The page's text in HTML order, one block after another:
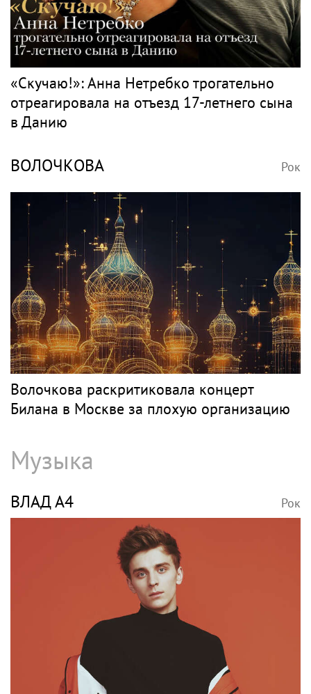
«Скучаю!»: Анна Нетребко трогательно
отреагировала на отъезд 17-летнего сына
в Данию
ВОЛОЧКОВА Рок
Волочкова раскритиковала концерт
Билана в Москве за плохую организацию
Музыка
ВЛАД А4 Рок